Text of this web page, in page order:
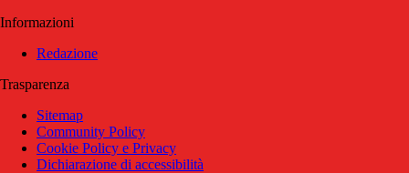
Informazioni
Redazione
Trasparenza
Sitemap
Community Policy
Cookie Policy e Privacy
Dichiarazione di accessibilità